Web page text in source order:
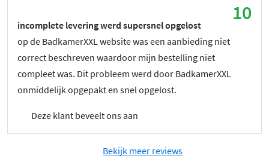
10
incomplete levering werd supersnel opgelost
op de BadkamerXXL website was een aanbieding niet
correct beschreven waardoor mijn bestelling niet
compleet was. Dit probleem werd door BadkamerXXL
onmiddelijk opgepakt en snel opgelost.
Deze klant beveelt ons aan
Bekijk meer reviews